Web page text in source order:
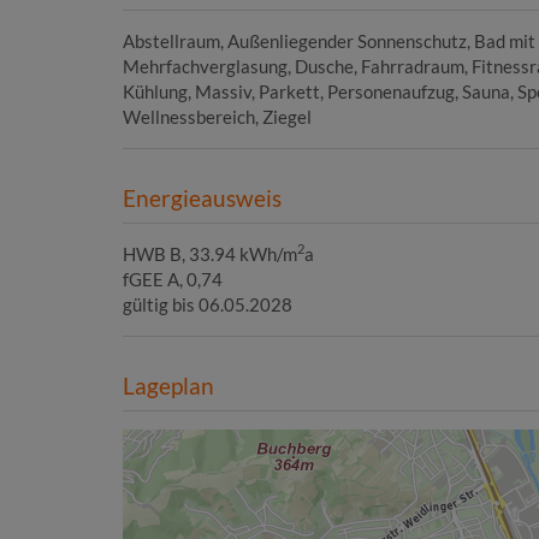
Abstellraum Außenliegender Sonnenschutz Bad mit
Mehrfachverglasung Dusche Fahrradraum
Kühlung Massiv Parkett Personenaufzug Sauna
Wellnessbereich Ziegel
Energieausweis
HWB B, 33.94 kWh/m2a
fGEE A, 0,74
gültig bis 06.05.2028
Lageplan